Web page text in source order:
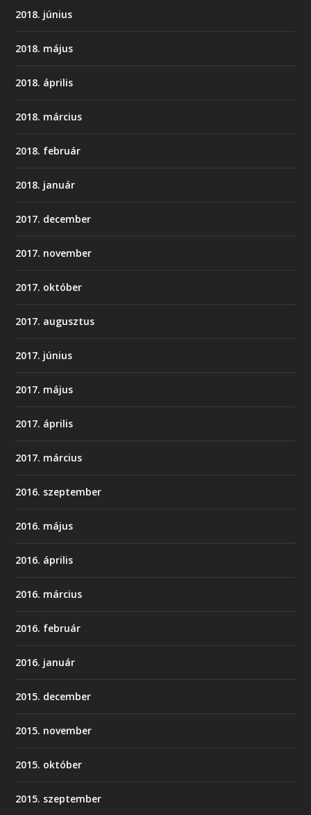
2018. június
2018. május
2018. április
2018. március
2018. február
2018. január
2017. december
2017. november
2017. október
2017. augusztus
2017. június
2017. május
2017. április
2017. március
2016. szeptember
2016. május
2016. április
2016. március
2016. február
2016. január
2015. december
2015. november
2015. október
2015. szeptember